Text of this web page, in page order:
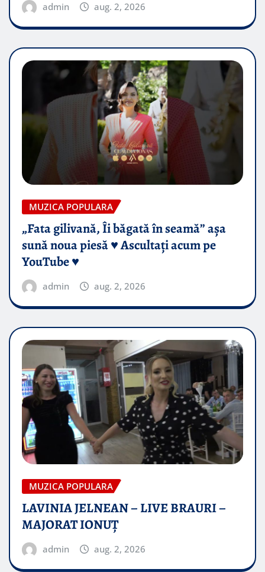
admin aug. 2, 2026
MUZICA POPULARA
„Fata gilivană, Îi băgată în seamă” așa
sună noua piesă ♥️ Ascultați acum pe
YouTube ♥️
admin aug. 2, 2026
MUZICA POPULARA
LAVINIA JELNEAN – LIVE BRAURI –
MAJORAT IONUŢ
admin aug. 2, 2026